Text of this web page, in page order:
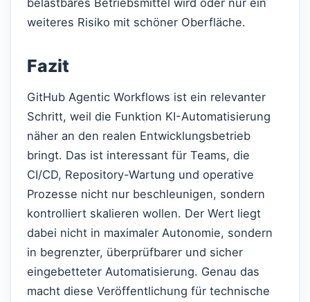
weiteres Risiko mit schöner Oberfläche.
Fazit
GitHub Agentic Workflows ist ein relevanter
Schritt, weil die Funktion KI-Automatisierung
näher an den realen Entwicklungsbetrieb
bringt. Das ist interessant für Teams, die
CI/CD, Repository-Wartung und operative
Prozesse nicht nur beschleunigen, sondern
kontrolliert skalieren wollen. Der Wert liegt
dabei nicht in maximaler Autonomie, sondern
in begrenzter, überprüfbarer und sicher
eingebetteter Automatisierung. Genau das
macht diese Veröffentlichung für technische